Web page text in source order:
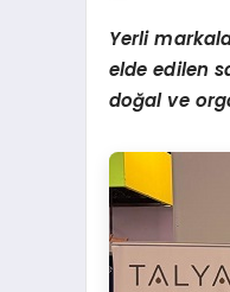
Yerli
elde edilen
doğal ve